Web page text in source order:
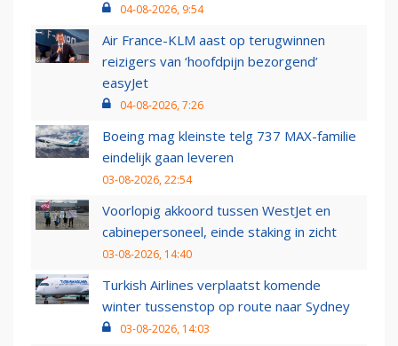
04-08-2026, 9:54
Air France-KLM aast op terugwinnen
reizigers van ‘hoofdpijn bezorgend’
easyJet
04-08-2026, 7:26
Boeing mag kleinste telg 737 MAX-familie
eindelijk gaan leveren
03-08-2026, 22:54
Voorlopig akkoord tussen WestJet en
cabinepersoneel, einde staking in zicht
03-08-2026, 14:40
Turkish Airlines verplaatst komende
winter tussenstop op route naar Sydney
03-08-2026, 14:03